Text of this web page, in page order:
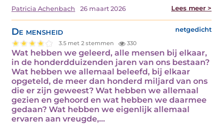
Patricia Achenbach 26 maart 2026 Lees meer >
De mensheid netgedicht
3.5 met 2 stemmen 330
Wat hebben we geleerd, alle mensen bij elkaar,
in de honderdduizenden jaren van ons bestaan?
Wat hebben we allemaal beleefd, bij elkaar
opgeteld, de meer dan honderd miljard van ons
die er zijn geweest? Wat hebben we allemaal
gezien en gehoord en wat hebben we daarmee
gedaan? Wat hebben we eigenlijk allemaal
ervaren aan vreugde,…